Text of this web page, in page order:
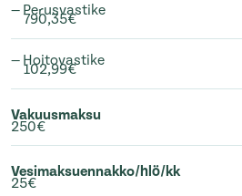
— Perusvastike
790,35€
— Hoitovastike
102,99€
Vakuusmaksu
250€
Vesimaksuennakko/hlö/kk
25€